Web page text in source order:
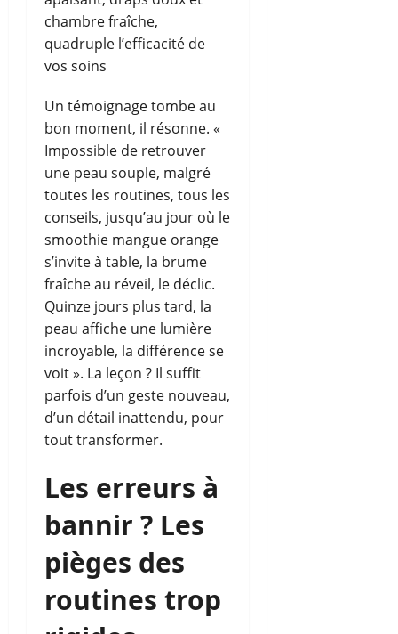
chambre fraîche,
quadruple l’efficacité de
vos soins
Un témoignage tombe au
bon moment, il résonne. «
Impossible de retrouver
une peau souple, malgré
toutes les routines, tous les
conseils, jusqu’au jour où le
smoothie mangue orange
s’invite à table, la brume
fraîche au réveil, le déclic.
Quinze jours plus tard, la
peau affiche une lumière
incroyable, la différence se
voit ». La leçon ? Il suffit
parfois d’un geste nouveau,
d’un détail inattendu, pour
tout transformer.
Les erreurs à
bannir ? Les
pièges des
routines trop